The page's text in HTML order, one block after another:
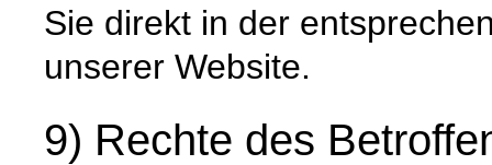
Sie direkt in der
unserer Website.
9) Rechte des